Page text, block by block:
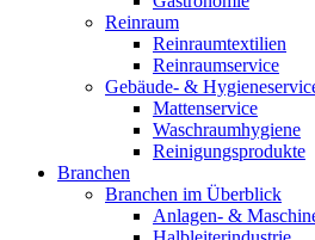
Reinraum
Reinraumtextilien
Reinraumservice
Gebäude- &
Mattenservice
Waschraumhygiene
Reinigungsprodukte
Branchen
Branchen im Überblick
Anlagen- &